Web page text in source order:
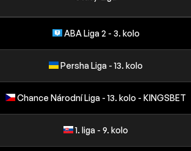
ABA Liga 2 - 3. kolo
Persha Liga - 13. kolo
Chance Národní Liga - 13. kolo - KINGSBET
1. liga - 9. kolo